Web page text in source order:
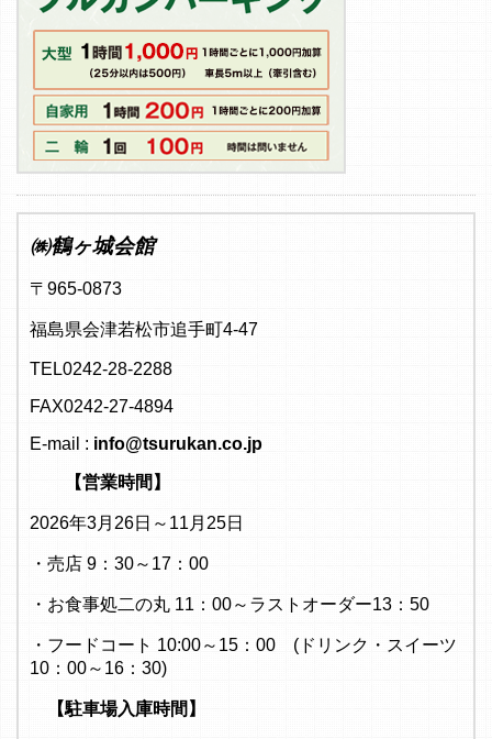
㈱鶴ヶ城会館
〒965-0873
福島県会津若松市追手町4-47
TEL0242-28-2288
FAX0242-27-4894
E-mail : info@tsurukan.co.jp
【営業時間】
2026年3月26日～11月25日
・売店 9：30～17：00
・お食事処二の丸 11：00～ラストオーダー13：50
・フードコート 10:00～15：00 (ドリンク・スイーツ
10：00～16：30)
【駐車場入庫時間】